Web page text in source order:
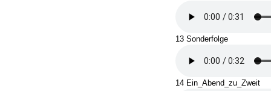
13 Sonderfolge
14 Ein_Abend_zu_Zweit